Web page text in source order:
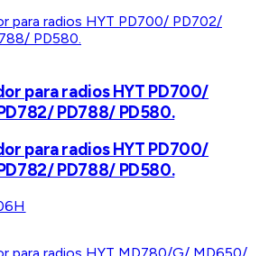
para radios HYT PD700/
PD788/ PD580.
para radios HYT PD700/
PD788/ PD580.